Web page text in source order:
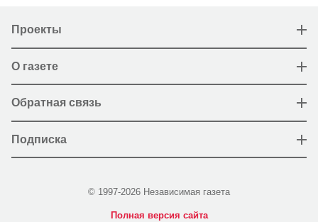
Проекты
О газете
Обратная связь
Подписка
© 1997-2026 Независимая газета
Полная версия сайта